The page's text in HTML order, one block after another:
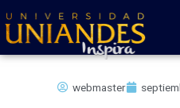
al
contenido
webmaster